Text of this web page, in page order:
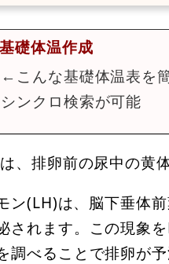
基礎体温作成
←こんな基礎体温表を
シンクロ検索が可能
、排卵前の尿中の黄
ン(LH)は、脳下垂体
されます。この現象
調べることで排卵が予